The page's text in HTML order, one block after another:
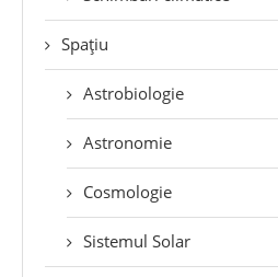
Spațiu
Astrobiologie
Astronomie
Cosmologie
Sistemul Solar